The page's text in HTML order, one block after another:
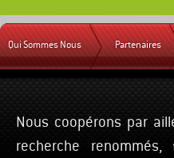
Qui Sommes Nous Partenaires
Nous coopérons par
recherche